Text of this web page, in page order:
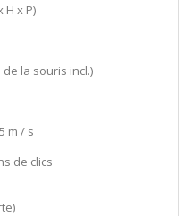
H x P)
la souris incl.)
m / s
de clics